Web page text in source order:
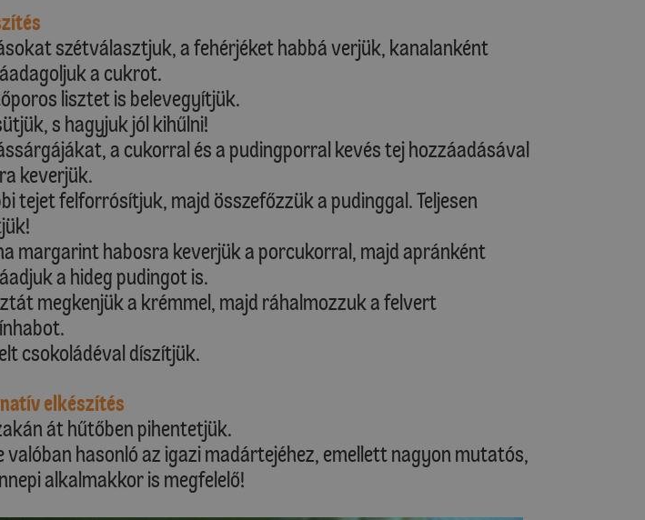
szétválasztjuk, a fehérjéket habbá verjük, kanalanként
a cukrot.
lisztet is belevegyítjük.
s hagyjuk jól kihűlni!
a cukorral és a pudingporral kevés tej hozzáadásával
keverjük.
tejet felforrósítjuk, majd összefőzzük a pudinggal. Teljesen
margarint habosra keverjük a porcukorral, majd apránként
a hideg pudingot is.
megkenjük a krémmel, majd ráhalmozzuk a felvert
csokoládéval díszítjük.
elkészítés
át hűtőben pihentetjük.
valóban hasonló az igazi madártejéhez, emellett nagyon mutatós,
alkalmakkor is megfelelő!